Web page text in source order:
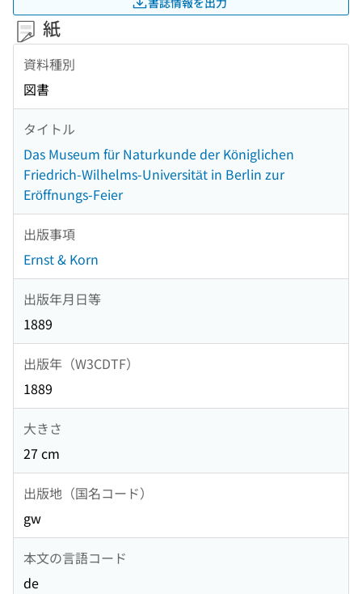
紙
資料種別
図書
タイトル
Das Museum für Naturkunde der Königlichen
Friedrich-Wilhelms-Universität in Berlin zur
Eröffnungs-Feier
出版事項
Ernst & Korn
出版年月日等
1889
出版年（W3CDTF）
1889
大きさ
27 cm
出版地（国名コード）
gw
本文の言語コード
de